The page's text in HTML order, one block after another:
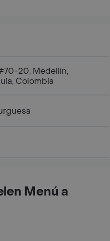
20, Medellín,
Colombia
Menú a